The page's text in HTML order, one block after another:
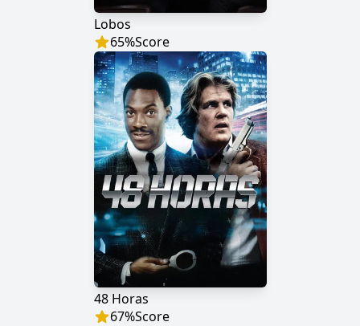
Lobos
65%Score
48 Horas
67%Score